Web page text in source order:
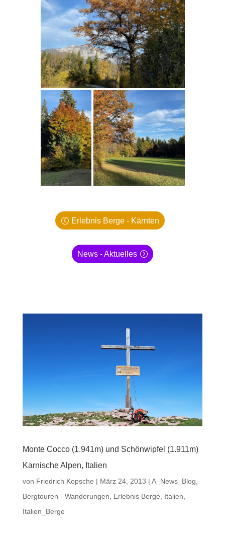
Erlebnis Berge - Kärnten
News - Aktuelles
Monte Cocco (1.941m) und Schönwipfel (1.911m)
Karnische Alpen, Italien
von Friedrich Kopsche | März 24, 2013 | A_News_Blog
Bergtouren - Wanderungen
Erlebnis Berge Italien
Italien_Berge